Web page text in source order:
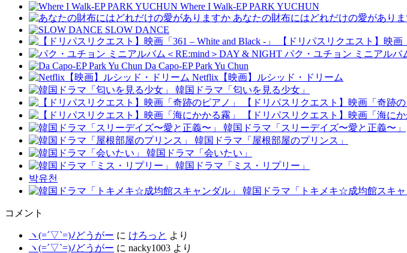
Where I Walk-EP PARK YUCHUN
あなたの財布にはどれだけの愛があり
SLOW DANCE
【ドリパスリクエスト】映画
パク・ユチョン ミニアルバ
Da Capo-EP Park Yu Chun
Netflix【映画】ルシッド・ドリーム
韓国ドラマ「匂いを見る少女」
【ドリパスリクエスト】映画「奇跡の
【ドリパスリクエスト】映画「海にか
韓国ドラマ「スリーデイズ〜愛と正義〜」
韓国ドラマ「屋根部屋のプリンス」
韓国ドラマ「会いたい」
韓国ドラマ「ミス・リプリー」
박유천
韓国ドラマ「トキメキ☆成均館スキャ
コメント
ヽ(=´▽`=)ﾉどうがー に けろっと より
ヽ(=´▽`=)ﾉどうがー に nacky1003 より